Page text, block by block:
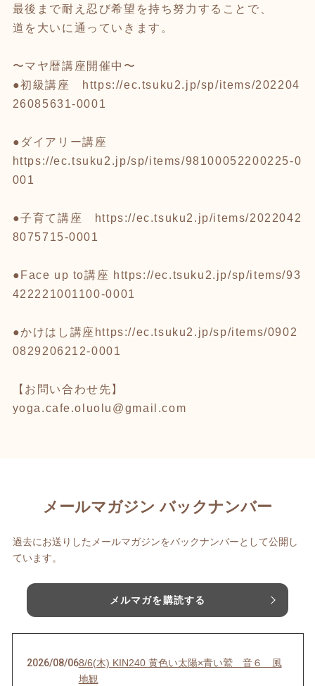
最後まで耐え忍び希望を持ち努力することで、
道を大いに通っていきます。
〜マヤ暦講座開催中〜
●初級講座
https://ec.tsuku2.jp/sp/items/202204
26085631-0001
●ダイアリー講座
https://ec.tsuku2.jp/sp/items/98100052200225-0
001
●子育て講座
https://ec.tsuku2.jp/items/2022042
8075715-0001
●Face up to講座 https://ec.tsuku2.jp/sp/items/93
422221001100-0001
●かけはし講座 https://ec.tsuku2.jp/sp/items/0902
0829206212-0001
【お問い合わせ先】
yoga.cafe.oluolu@gmail.com
メールマガジン バックナンバー
過去にお送りしたメールマガジンをバックナンバーとして公開し
ています。
メルマガを購読する
2026/08/068/6(木) KIN240 黄色い太陽×青い鷲 音６ 風
地観